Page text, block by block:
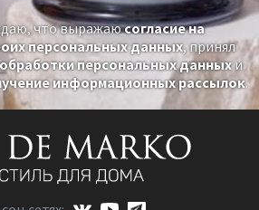
что выражаюсогласие на
персональных данных, принял
персональных данныхи
информационных рассылок.